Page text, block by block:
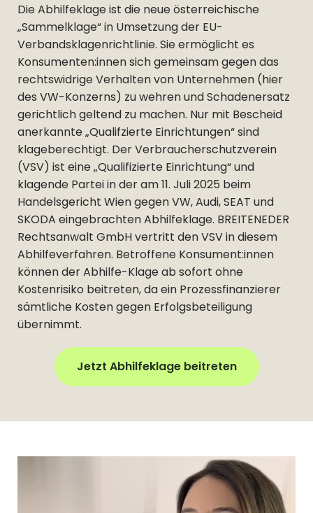
Die Abhilfeklage ist die neue österreichische
„Sammelklage“ in Umsetzung der EU-
Verbandsklagenrichtlinie. Sie ermöglicht es
Konsumenten:innen sich gemeinsam gegen das
rechtswidrige Verhalten von Unternehmen (hier
des VW-Konzerns) zu wehren und Schadenersatz
gerichtlich geltend zu machen. Nur mit Bescheid
anerkannte „Qualifzierte Einrichtungen“ sind
klageberechtigt. Der Verbraucherschutzverein
(VSV) ist eine „Qualifizierte Einrichtung“ und
klagende Partei in der am 11. Juli 2025 beim
Handelsgericht Wien gegen VW, Audi, SEAT und
SKODA eingebrachten Abhilfeklage. BREITENEDER
Rechtsanwalt GmbH vertritt den VSV in diesem
Abhilfeverfahren. Betroffene Konsument:innen
können der Abhilfe-Klage ab sofort ohne
Kostenrisiko beitreten, da ein Prozessfinanzierer
sämtliche Kosten gegen Erfolgsbeteiligung
übernimmt.
Jetzt Abhilfeklage beitreten